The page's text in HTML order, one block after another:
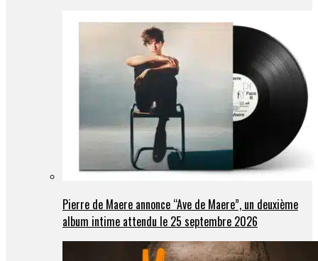
Pierre de Maere annonce “Ave de Maere”, un deuxième
album intime attendu le 25 septembre 2026